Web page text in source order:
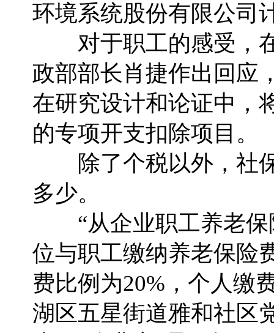
环境系统股份有限公司
对于职工的感受，在
政部部长肖捷作出回应
在研究设计和论证中，
的专项开支扣除项目。
除了个税以外，社保
多少。
“从企业职工养老保
位与职工缴纳养老保险
费比例为20%，个人缴
湖区五星街道雅和社区